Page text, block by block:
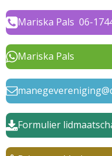
Mariska Pals 06-
Mariska Pals
Formulier